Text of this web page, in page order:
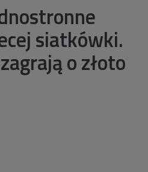
siatkówki.
o złoto